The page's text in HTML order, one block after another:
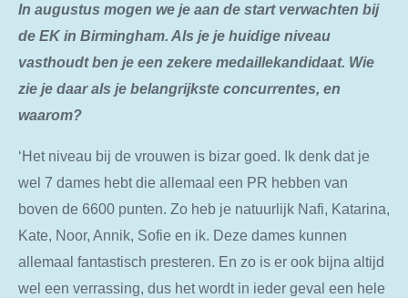
In augustus mogen we je aan de start verwachten bij
de EK in Birmingham. Als je je huidige niveau
vasthoudt ben je een zekere medaillekandidaat. Wie
zie je daar als je belangrijkste concurrentes, en
waarom?
‘Het niveau bij de vrouwen is bizar goed. Ik denk dat je
wel 7 dames hebt die allemaal een PR hebben van
boven de 6600 punten. Zo heb je natuurlijk Nafi, Katarina,
Kate, Noor, Annik, Sofie en ik. Deze dames kunnen
allemaal fantastisch presteren. En zo is er ook bijna altijd
wel een verrassing, dus het wordt in ieder geval een hele